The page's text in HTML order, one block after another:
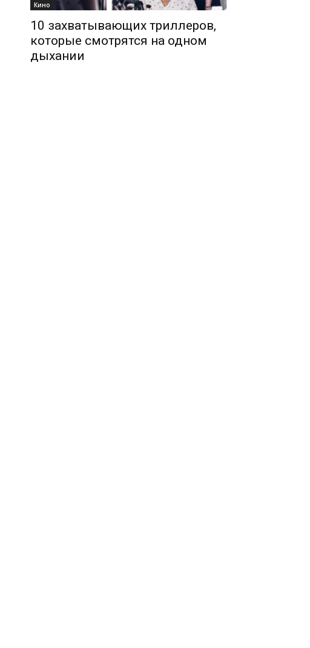
Кино
10 захватывающих триллеров,
которые смотрятся на одном
дыхании